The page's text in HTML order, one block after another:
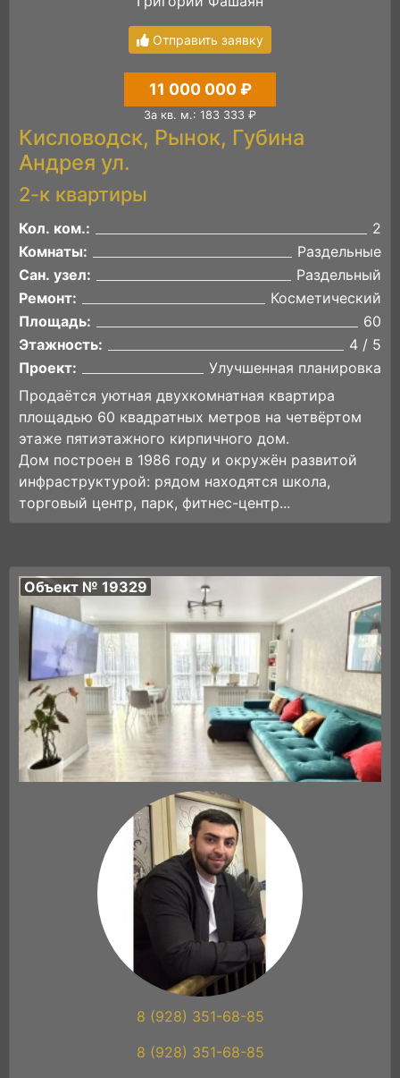
Отправить заявку
11 000 000 ₽
За кв. м.: 183 333 ₽
Кисловодск, Рынок, Губина
Андрея ул.
2-к квартиры
Кол. ком.:
2
Комнаты:
Раздельные
Сан. узел:
Раздельный
Ремонт:
Косметический
Площадь:
60
Этажность:
4 / 5
Проект:
Улучшенная планировка
Продаётся уютная двухкомнатная квартира
площадью 60 квадратных метров на четвёртом
этаже пятиэтажного кирпичного дом.
Дом построен в 1986 году и окружён развитой
инфраструктурой: рядом находятся школа,
торговый центр, парк, фитнес-центр...
Объект № 19329
8 (928) 351-68-85
8 (928) 351-68-85